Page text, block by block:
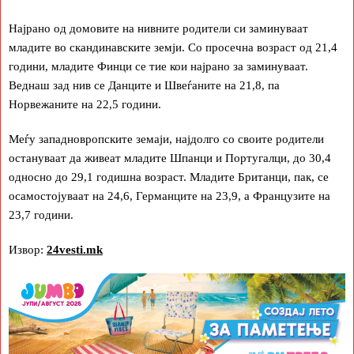
Најрано од домовите на нивните родители си заминуваат
младите во скандинавските земји. Со просечна возраст од 21,4
години, младите Финци се тие кои најрано за заминуваат.
Веднаш зад нив се Данците и Швеѓаните на 21,8, па
Норвежаните на 22,5 години.
Меѓу западновропските земаји, најдолго со своите родители
остануваат да живеат младите Шпанци и Португалци, до 30,4
односно до 29,1 годишна возраст. Младите Британци, пак, се
осамостојуваат на 24,6, Германците на 23,9, а Французите на
23,7 години.
Извор: 24vesti.mk